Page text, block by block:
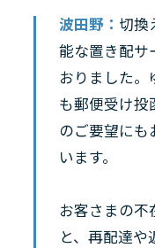
波田野： 切換
能な置き配サ
おりました。
も郵便受け投
のご要望にも
います。
お客さまの不
と、再配達